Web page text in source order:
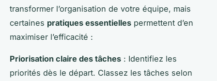
transformer l’organisation de votre équipe, mais
certaines pratiques essentielles permettent d’en
maximiser l’efficacité :
Priorisation claire des tâches : Identifiez les
priorités dès le départ. Classez les tâches selon